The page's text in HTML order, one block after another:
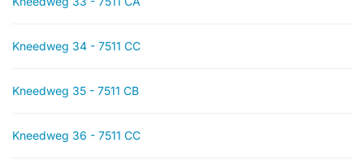
Kneedweg 34 - 7511 CC
Kneedweg 35 - 7511 CB
Kneedweg 36 - 7511 CC